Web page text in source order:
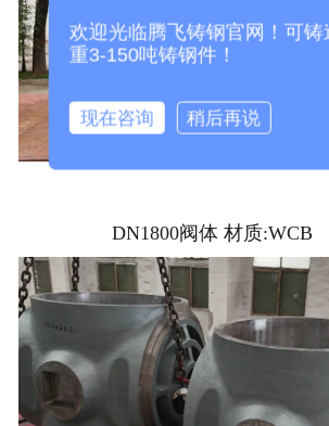
DN1800阀体 材质:WCB
欢迎光临腾飞铸钢官网！可铸
重3-150吨铸钢件！
现在咨询 稍后再说